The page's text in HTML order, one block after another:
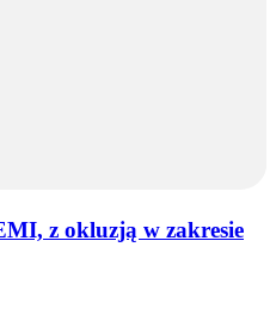
z okluzją w zakresie